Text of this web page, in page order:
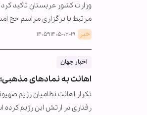
وزارت کشور عربستان تاکید
مرتبط با برگزاری مراسم حج
خبر ۱۴۰۵-۰۲-۱۹ ۱۴:۵۹
اخبار جهان
اهانت به نمادهای
تکرار اهانت نظامیان رژیم
رفتاری در ارتش این رژیم کرده